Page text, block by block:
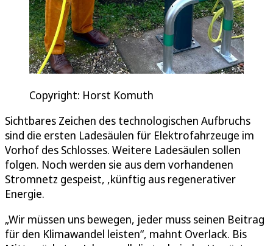
Copyright: Horst Komuth
Sichtbares Zeichen des technologischen Aufbruchs
sind die ersten Ladesäulen für Elektrofahrzeuge im
Vorhof des Schlosses. Weitere Ladesäulen sollen
folgen. Noch werden sie aus dem vorhandenen
Stromnetz gespeist, ,künftig aus regenerativer
Energie.
„Wir müssen uns bewegen, jeder muss seinen Beitrag
für den Klimawandel leisten“, mahnt Overlack. Bis